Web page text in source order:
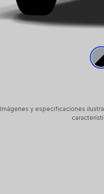
Imágenes y especificaciones